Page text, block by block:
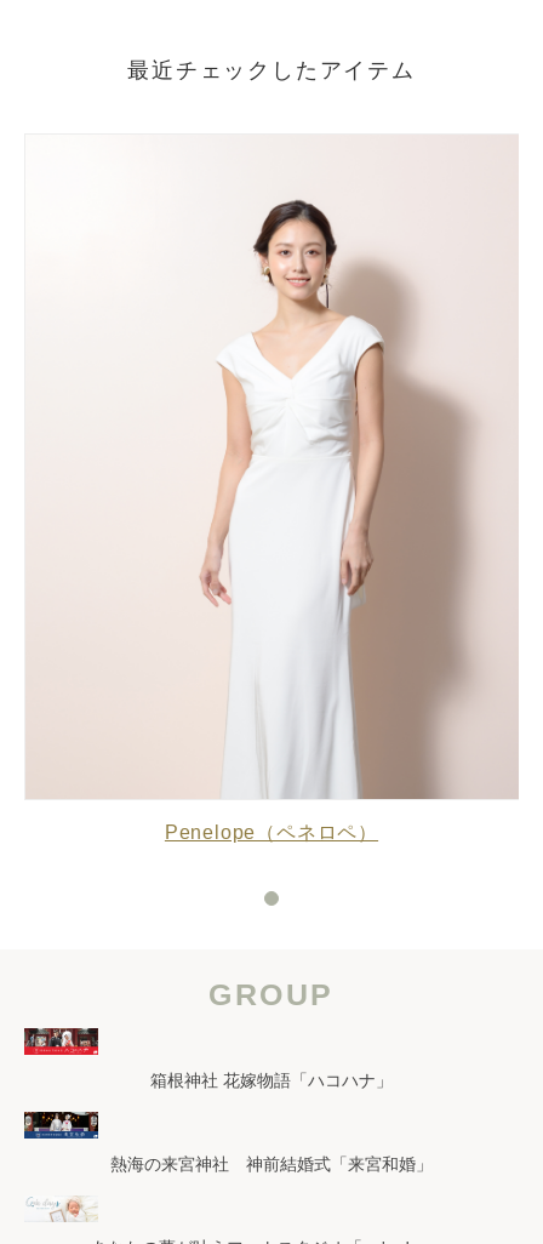
最近チェックしたアイテム
Penelope（ペネロペ）
GROUP
箱根神社 花嫁物語「ハコハナ」
熱海の来宮神社 神前結婚式「来宮和婚」